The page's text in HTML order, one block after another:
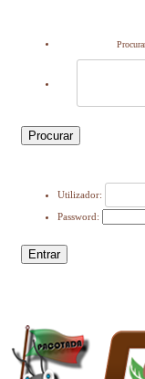
Procurar
Utilizador:
Password:
Entrar